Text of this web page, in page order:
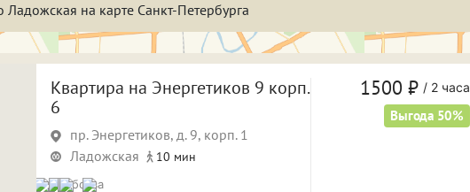
На двое суток На трое суток
3 часа
4 часа 5 часов
7 часов
9 часов
На ночь
на карте Санкт-Петербурга
Квартира на Энергетиков 9 корп.
6
пр. Энергетиков, д. 9, корп. 1
Ладожская
10 мин
Удобства
1500 ₽ / 2 часа
Выгода 50%